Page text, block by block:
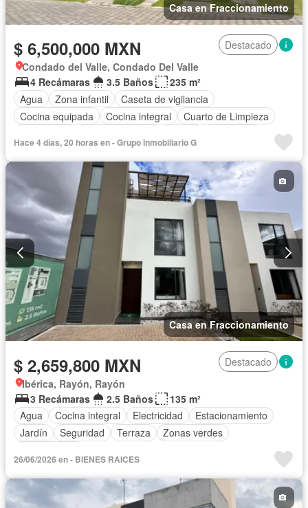
Casa en Fraccionamiento
$ 6,500,000 MXN
Destacado
Condado del Valle, Condado Del Valle
4 Recámaras
3.5 Baños
235 m²
Agua
Zona infantil
Caseta de vigilancia
Cocina equipada
Cocina integral
Cuarto de Limpieza
Vista panorámica
Zonas verdes
Hace 4 días, 20 horas en - Grupo Inmobiliario G
Casa en Fraccionamiento
$ 2,659,800 MXN
Destacado
Ibérica, Rayón, Rayón
3 Recámaras
2.5 Baños
135 m²
Agua
Cocina integral Electricidad
Estacionamiento
Jardín
Seguridad Terraza
Zonas verdes
26/06/2026 en - BIENES RAICES